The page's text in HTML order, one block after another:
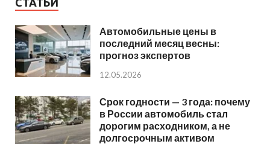
Автомобильные цены в
последний месяц весны:
прогноз экспертов
12.05.2026
Срок годности — 3 года: почему
в России автомобиль стал
дорогим расходником, а не
долгосрочным активом